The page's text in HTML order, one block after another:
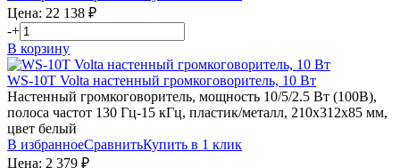
Цена: 22 138 ₽
-+
В корзину
WS-10T Volta настенный громкоговоритель, 10 Вт
Настенный громкоговоритель, мощность 10/5/2.5 Вт (100В),
полоса частот 130 Гц-15 кГц, пластик/металл, 210х312х85 мм,
цвет белый
В избранноеСравнитьКупить в 1 клик
Цена: 2 379 ₽